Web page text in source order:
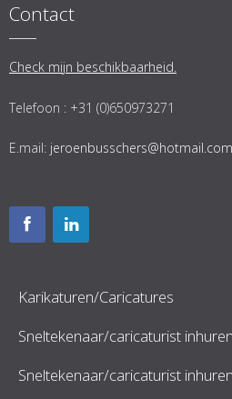
Contact
Check mijn beschikbaarheid.
Telefoon : +31 (0)650973271
E.mail: jeroenbusschers@hotmail.com
Karikaturen/Caricatures
Sneltekenaar/caricaturist
Sneltekenaar/caricaturist